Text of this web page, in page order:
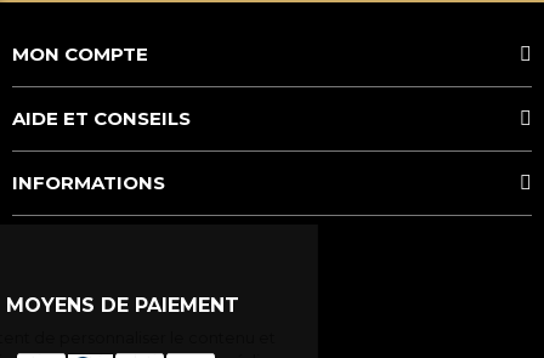
MON COMPTE
AIDE ET CONSEILS
INFORMATIONS
MOYENS DE PAIEMENT